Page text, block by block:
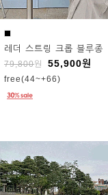
레더 스트링 크롭 블루종
79,800원 55,900원
free(44~+66)